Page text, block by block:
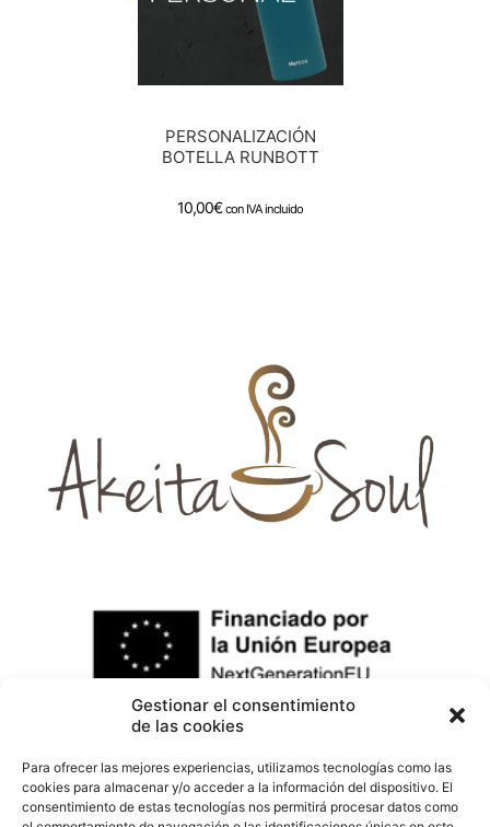
Gestionar el consentimiento
de las cookies
Para ofrecer las mejores experiencias, utilizamos tecnologías como las
cookies para almacenar y/o acceder a la información del dispositivo. El
consentimiento de estas tecnologías nos permitirá procesar datos como
PERSONALIZACIÓN
BOTELLA RUNBOTT
10,00€ con IVA incluido